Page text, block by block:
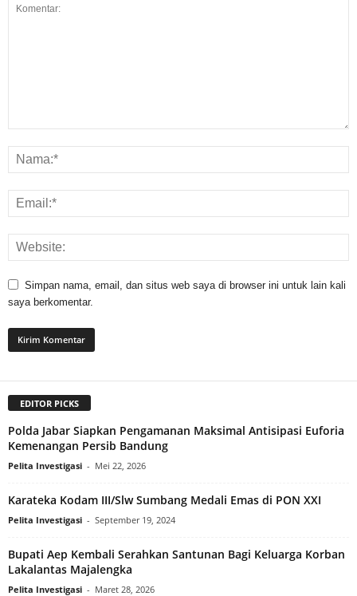
Simpan nama, email, dan situs web saya di browser ini untuk lain kali
saya berkomentar.
EDITOR PICKS
Polda Jabar Siapkan Pengamanan Maksimal Antisipasi Euforia
Kemenangan Persib Bandung
Pelita Investigasi - Mei 22, 2026
Karateka Kodam III/Slw Sumbang Medali Emas di PON XXI
Pelita Investigasi - September 19, 2024
Bupati Aep Kembali Serahkan Santunan Bagi Keluarga Korban
Lakalantas Majalengka
Pelita Investigasi - Maret 28, 2026